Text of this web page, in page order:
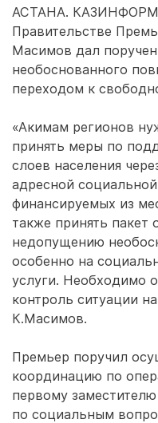
АСТАНА. КАЗИНФОРМ
Правительстве
Масимов дал
необоснованного
переходом к
«Акимам регионов
принять меры по
слоев населения
адресной
финансируемых из
также принять пакет
недопущению
особенно на
услуги. Необходимо
контроль ситуации
К.Масимов.
Премьер поручил
координацию по
первому
по социальным